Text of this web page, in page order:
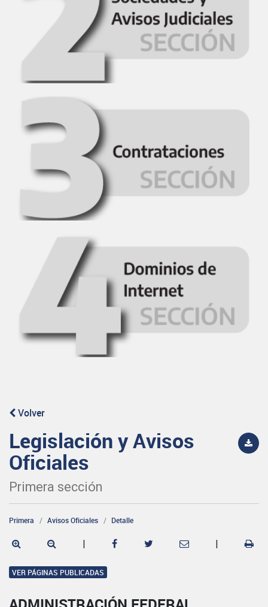
Volver
Legislación y Avisos
Oficiales
Primera sección
Primera Avisos Oficiales Detalle
| |
VER PÁGINAS PUBLICADAS